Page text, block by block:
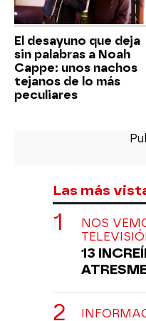
El desayuno que deja
sin palabras a Noah
Cappe: unos nachos
tejanos de lo más
peculiares
Las más
NOS
13